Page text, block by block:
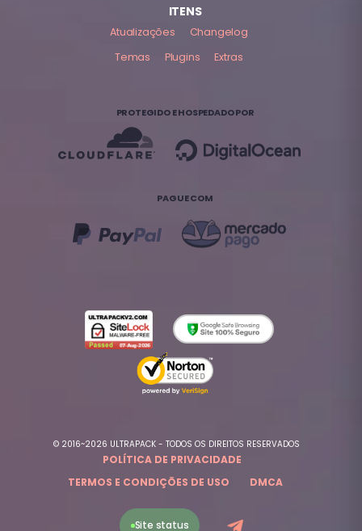
ITENS
Atualizações
Changelog
Temas
Plugins Extras
PROTEGIDO E HOSPEDADO POR
PAGUE COM
© 2016~2026 ULTRAPACK - TODOS OS DIREITOS RESERVADOS
POLÍTICA DE PRIVACIDADE
TERMOS E CONDIÇÕES DE USO
DMCA
Site status